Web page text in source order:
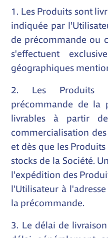
1. Les Produits sont
indiquée par
de précommande ou
s'effectuent
géographiques
2. Les Produits
précommande de la
livrables à partir
commercialisation
et dès que les
stocks de la Société.
l'expédition des
l'Utilisateur à
la précommande.
3. Le délai de